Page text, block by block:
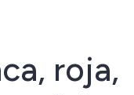
roja,